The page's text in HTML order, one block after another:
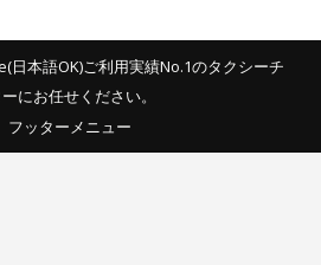
日本語OK)ご利用実績No.1のタクシーチ
にお任せください。
フッターメニュー